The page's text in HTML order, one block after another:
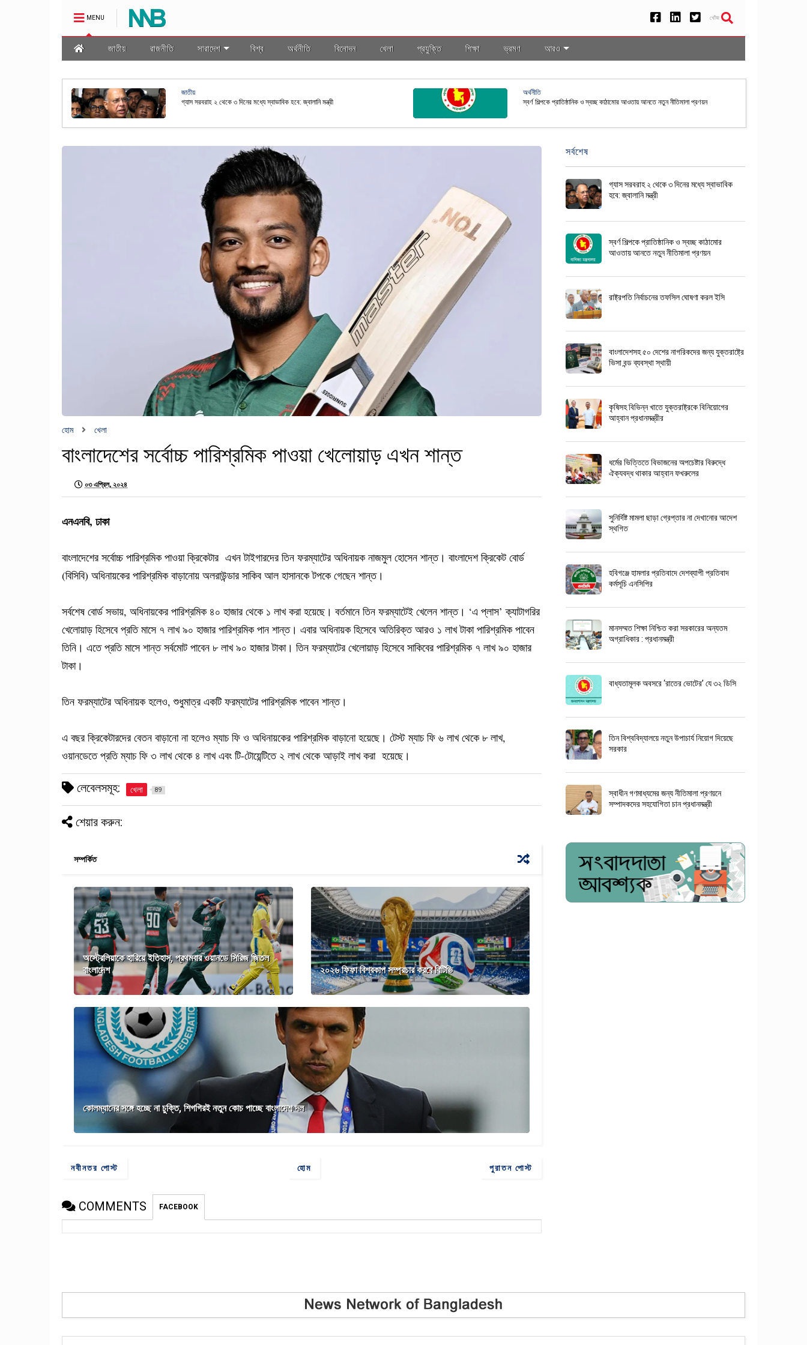
MENU খোঁজ
জাতীয় রাজনীতি সারাদেশ বিশ্ব অর্থনীতি বিনোদন খেলা প্রযুক্তি শিক্ষা ভ্রমণ আরও
জাতীয়
রাষ্ট্রপতি নির্বাচনের তফসিল ঘোষণা করল ইসি
ভ্রমণ
বাংলাদেশসহ ৫০ দেশের নাগরিকদের জন্য যুক্তরাষ্ট্রে ভিসা বন্ড ব্যবস্থা স্থায়ী
হোম খেলা
বাংলাদেশের সর্বোচ্চ পারিশ্রমিক পাওয়া খেলোয়াড় এখন শান্ত
০৩ এপ্রিল, ২০২৪
এনএনবি, ঢাকা
বাংলাদেশের সর্বোচ্চ পারিশ্রমিক পাওয়া ক্রিকেটার এখন টাইগারদের তিন ফরম্যাটের অধিনায়ক নাজমুল হোসেন শান্ত। বাংলাদেশ ক্রিকেট বোর্ড
(বিসিবি) অধিনায়কের পারিশ্রমিক বাড়ানোয় অলরাউন্ডার সাকিব আল হাসানকে টপকে গেছেন শান্ত।
সর্বশেষ বোর্ড সভায়, অধিনায়কের পারিশ্রমিক ৪০ হাজার থেকে ১ লাখ করা হয়েছে। বর্তমানে তিন ফরম্যাটেই খেলেন শান্ত। ‘এ প্লাস’ ক্যাটাগরির
খেলোয়াড় হিসেবে প্রতি মাসে ৭ লাখ ৯০ হাজার পারিশ্রমিক পান শান্ত। এবার অধিনায়ক হিসেবে অতিরিক্ত আরও ১ লাখ টাকা পারিশ্রমিক পাবেন
তিনি। এতে প্রতি মাসে শান্ত সর্বমোট পাবেন ৮ লাখ ৯০ হাজার টাকা। তিন ফরম্যাটের খেলোয়াড় হিসেবে সাকিবের পারিশ্রমিক ৭ লাখ ৯০ হাজার
টাকা।
তিন ফরম্যাটের অধিনায়ক হলেও, শুধুমাত্র একটি ফরম্যাটের পারিশ্রমিক পাবেন শান্ত।
এ বছর ক্রিকেটারদের বেতন বাড়ানো না হলেও ম্যাচ ফি ও অধিনায়কের পারিশ্রমিক বাড়ানো হয়েছে। টেস্ট ম্যাচ ফি ৬ লাখ থেকে ৮ লাখ,
ওয়ানডেতে প্রতি ম্যাচ ফি ৩ লাখ থেকে ৪ লাখ এবং টি-টোয়েন্টিতে ২ লাখ থেকে আড়াই লাখ করা হয়েছে।
লেবেলসমূহ: খেলা 89
শেয়ার করুন:
সম্পর্কিত
অস্ট্রেলিয়াকে হারিয়ে ইতিহাস, প্রথমবার ওয়ানডে সিরিজ জিতল
বাংলাদেশ
২০২৬ ফিফা বিশ্বকাপ সম্প্রচার করবে বিটিভি
কোলম্যানের সঙ্গে হচ্ছে না চুক্তি, শিগগিরই নতুন কোচ পাচ্ছে বাংলাদেশ দল
নবীনতর পোস্ট পুরাতন পোস্ট
হোম
COMMENTS FACEBOOK
সর্বশেষ
গ্যাস সরবরাহ ২ থেকে ৩ দিনের মধ্যে স্বাভাবিক
হবে: জ্বালানি মন্ত্রী
স্বর্ণ শিল্পকে প্রাতিষ্ঠানিক ও স্বচ্ছ কাঠামোর
আওতায় আনতে নতুন নীতিমালা প্রণয়ন
রাষ্ট্রপতি নির্বাচনের তফসিল ঘোষণা করল ইসি
বাংলাদেশসহ ৫০ দেশের নাগরিকদের জন্য যুক্তরাষ্ট্রে
ভিসা বন্ড ব্যবস্থা স্থায়ী
কৃষিসহ বিভিন্ন খাতে যুক্তরাষ্ট্রকে বিনিয়োগের
আহ্বান প্রধানমন্ত্রীর
ধর্মের ভিত্তিতে বিভাজনের অপচেষ্টার বিরুদ্ধে
ঐক্যবদ্ধ থাকার আহ্বান ফখরুলের
সুনির্দিষ্ট মামলা ছাড়া গ্রেপ্তার না দেখানোর আদেশ
স্থগিত
হবিগঞ্জে হামলার প্রতিবাদে দেশব্যাপী প্রতিবাদ
কর্মসূচি এনসিপির
মানসম্মত শিক্ষা নিশ্চিত করা সরকারের অন্যতম
অগ্রাধিকার : প্রধানমন্ত্রী
বাধ্যতামূলক অবসরে ‘রাতের ভোটের’ যে ৩২ ডিসি
তিন বিশ্ববিদ্যালয়ে নতুন উপাচার্য নিয়োগ দিয়েছে
সরকার
স্বাধীন গণমাধ্যমের জন্য নীতিমালা প্রণয়নে
সম্পাদকদের সহযোগিতা চান প্রধানমন্ত্রী